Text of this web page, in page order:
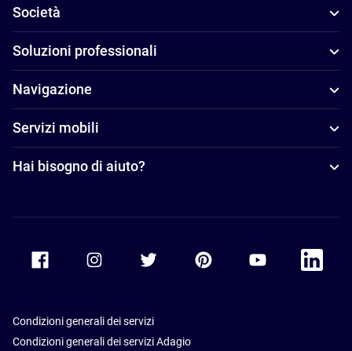
Società
Soluzioni professionali
Navigazione
Servizi mobili
Hai bisogno di aiuto?
Accor Youtube
Accor
Condizioni generali dei servizi
Condizioni generali dei servizi Adagio